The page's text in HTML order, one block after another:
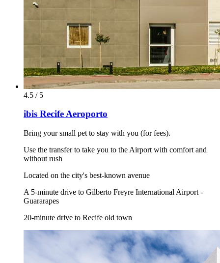
4.5 / 5
ibis Recife Aeroporto
Bring your small pet to stay with you (for fees).
Use the transfer to take you to the Airport with comfort and
without rush
Located on the city's best-known avenue
A 5-minute drive to Gilberto Freyre International Airport -
Guararapes
20-minute drive to Recife old town